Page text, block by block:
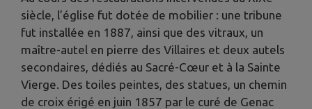
siècle, l’église fut dotée de mobilier : une tribune
fut installée en 1887, ainsi que des vitraux, un
maître-autel en pierre des Villaires et deux autels
secondaires, dédiés au Sacré-Cœur et à la Sainte
Vierge. Des toiles peintes, des statues, un chemin
de croix érigé en juin 1857 par le curé de Genac